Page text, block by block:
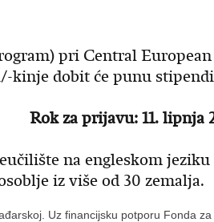
pri Central
kinje dobit će punu
Rok za prijavu: 11. lipnja
na engleskom
iz više od 30 zemalja.
Uz financijsku potporu Fonda